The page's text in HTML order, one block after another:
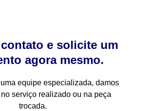
e solicite um
agora mesmo.
equipe especializada, damos
serviço realizado ou na peça
trocada.